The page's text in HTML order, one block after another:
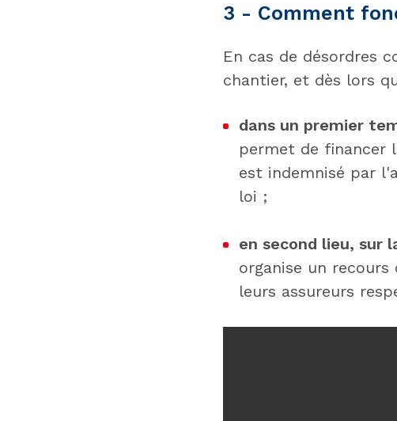
3 - Comment
En cas de désordres
chantier, et dès lors
dans un premier
permet de financer
est indemnisé par
loi ;
en second lieu, sur
organise un
leurs assureurs